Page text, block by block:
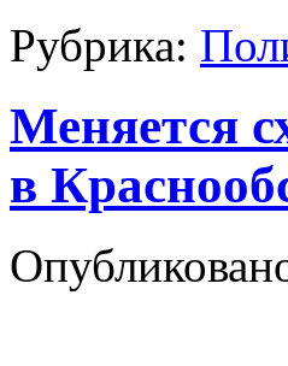
Рубрика:
Меняется
в